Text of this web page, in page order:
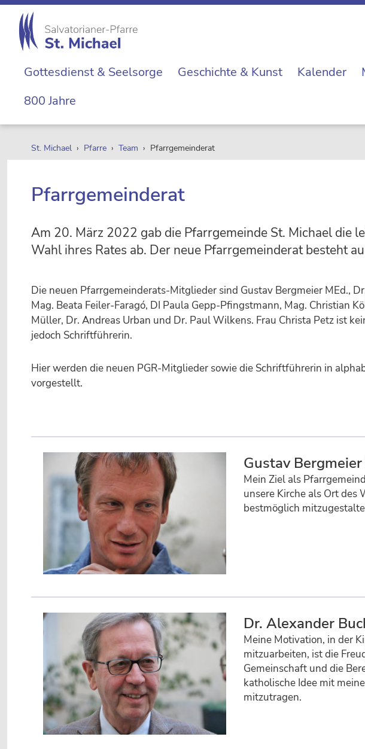
Zur
Hauptnavigation
springen
Skip
main
Zur
Hauptsidebar
springen
Zur
Fußzeile
springen
Michael
Michaelerkirche
im
Zentrum
Wiens
Gottesdienst & Seelsorge Geschichte & Kunst Kalender
800 Jahre
St. Michael › Pfarre › Team › Pfarrgemeinderat
Pfarrgemeinderat
Am 20. März 2022 gab die Pfarrgemeinde St. Michael die
Wahl ihres Rates ab. Der neue Pfarrgemeinderat besteht
Die neuen Pfarrgemeinderats-Mitglieder sind Gustav Bergmeier MEd.,
Mag. Beata Feiler-Faragó, DI Paula Gepp-Pfingstmann, Mag. Christian
Müller, Dr. Andreas Urban und Dr. Paul Wilkens. Frau Christa Petz ist
jedoch Schriftführerin.
Hier werden die neuen PGR-Mitglieder sowie die Schriftführerin in
vorgestellt.
Gustav Bergmeier
Mein Ziel als
unsere Kirche als Ort des
bestmöglich
Dr. Alexander
Meine Motivation, in der
mitzuarbeiten, ist die
Gemeinschaft und die
katholische Idee mit
mitzutragen.